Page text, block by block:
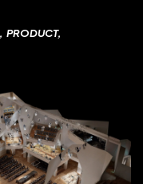
PRODUCT